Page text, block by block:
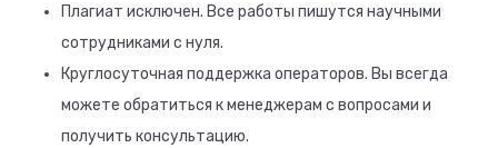
Плагиат исключен. Все работы пишутся научными
сотрудниками с нуля.
Круглосуточная поддержка операторов. Вы всегда
можете обратиться к менеджерам с вопросами и
получить консультацию.